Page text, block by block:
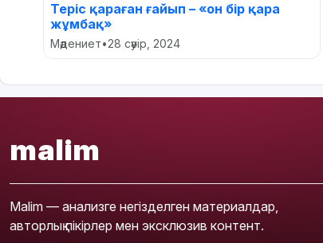
Теріс қараған ғайып – «он бір қара
жұмбақ»
Мәдениет•28 сәуір, 2024
malim
Malim — анализге негізделген материалдар,
авторлық пікірлер мен эксклюзив контент.